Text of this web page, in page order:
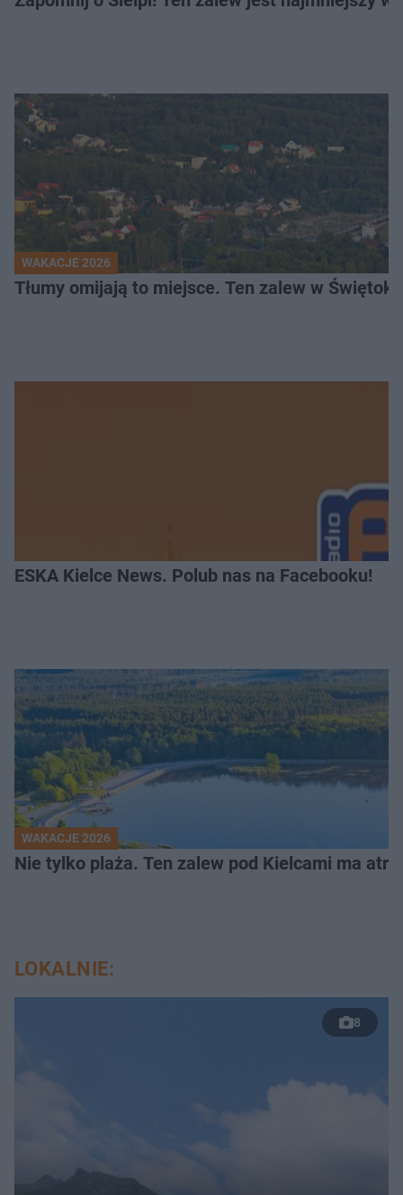
WAKACJE 2026
Tłumy omijają to miejsce. Ten zalew w
ESKA Kielce News. Polub nas na Facebooku!
WAKACJE 2026
Nie tylko plaża. Ten zalew pod Kielcami ma
LOKALNIE:
8